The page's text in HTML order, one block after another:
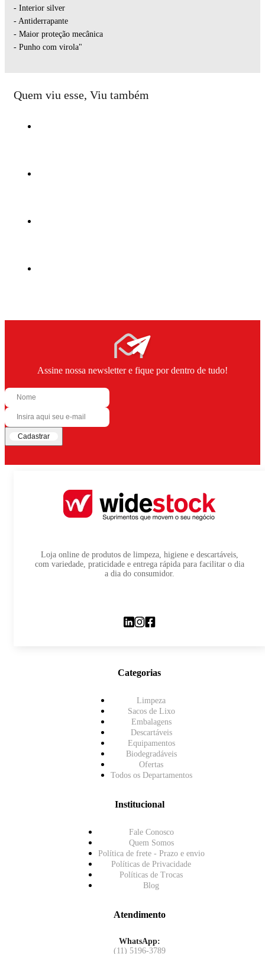
- Interior silver
- Antiderrapante
- Maior proteção mecânica
- Punho com virola"
Quem viu esse, Viu também
Assine nossa newsletter e fique por dentro de tudo!
Cadastrar
Loja online de produtos de limpeza, higiene e descartáveis,
com variedade, praticidade e entrega rápida para facilitar o dia
a dia do consumidor.
Categorias
Limpeza
Sacos de Lixo
Embalagens
Descartáveis
Equipamentos
Biodegradáveis
Ofertas
Todos os Departamentos
Institucional
Fale Conosco
Quem Somos
Política de frete - Prazo e envio
Políticas de Privacidade
Políticas de Trocas
Blog
Atendimento
WhatsApp:
(11) 5196-3789